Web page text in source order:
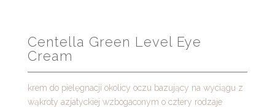
Centella Green Level Eye
Cream
krem do pielęgnacji okolicy oczu bazujący na wyciągu z
wąkroty azjatyckiej wzbogaconym o cztery rodzaje